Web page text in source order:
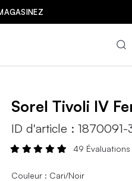
SorelTivoli IV
ID d'article :1870091-
49 Évaluations
Couleur : Cari/Noir